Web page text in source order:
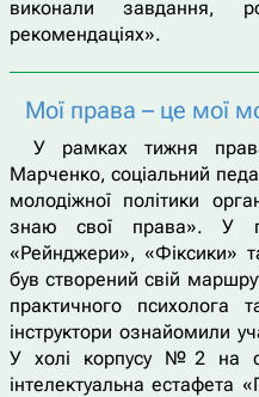
виконали завдання,
рекомендаціях».
Мої права – це мої
У рамках тижня права
Марченко, соціальний
молодіжної політики
знаю свої права». У
«Рейнджери», «Фіксики»
був створений свій
практичного психолога
інструктори ознайомили
У холі корпусу №2 на
інтелектуальна естафета